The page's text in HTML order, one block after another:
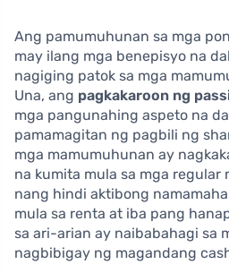
Ang pamumuhunan sa mga
may ilang mga benepisyo na
nagiging patok sa mga
Una, ang pagkakaroon ng
mga pangunahing aspeto na
pamamagitan ng pagbili ng
mga mamumuhunan ay
na kumita mula sa mga regular
nang hindi aktibong
mula sa renta at iba pang
sa ari-arian ay naibabahagi sa
nagbibigay ng magandang